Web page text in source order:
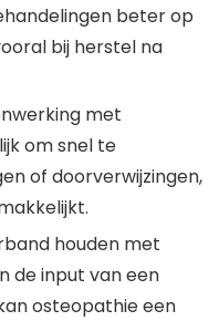
beter op
bij herstel na
met
om snel te
of doorverwijzingen,
houden met
de input van een
osteopathie een